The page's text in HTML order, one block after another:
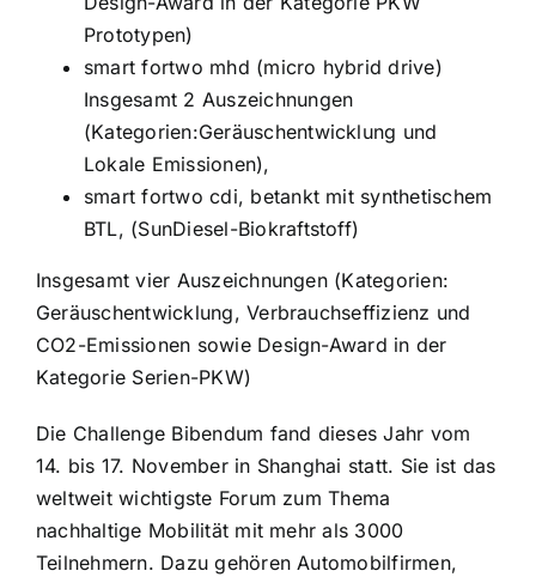
Prototypen)
smart fortwo mhd (micro hybrid drive)
Insgesamt 2 Auszeichnungen
(Kategorien:Geräuschentwicklung und
Lokale Emissionen),
smart fortwo cdi, betankt mit synthetischem
BTL, (SunDiesel-Biokraftstoff)
Insgesamt vier Auszeichnungen (Kategorien:
Geräuschentwicklung, Verbrauchseffizienz und
CO2-Emissionen sowie Design-Award in der
Kategorie Serien-PKW)
Die Challenge Bibendum fand dieses Jahr vom
14. bis 17. November in Shanghai statt. Sie ist das
weltweit wichtigste Forum zum Thema
nachhaltige Mobilität mit mehr als 3000
Teilnehmern. Dazu gehören Automobilfirmen,